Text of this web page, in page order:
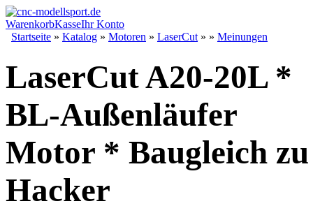
WarenkorbKasseIhr Konto
Startseite » Katalog » Motoren » LaserCut » » Meinungen
LaserCut A20-20L *
BL-Außenläufer
Motor * Baugleich zu
Hacker